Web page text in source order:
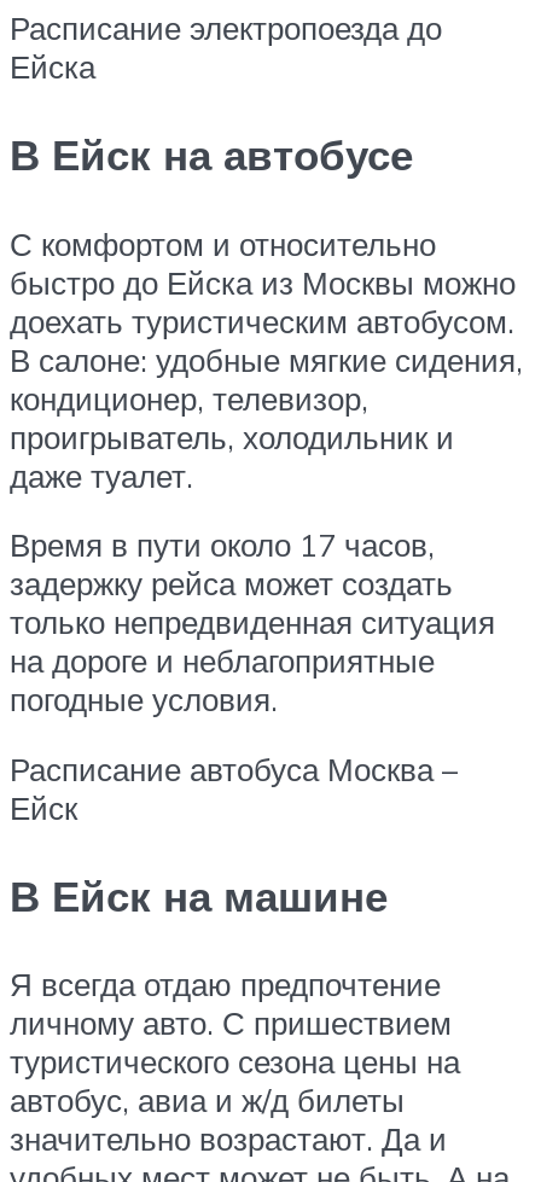
Расписание электропоезда до
Ейска
В Ейск на автобусе
С комфортом и относительно
быстро до Ейска из Москвы можно
доехать туристическим автобусом.
В салоне: удобные мягкие сидения,
кондиционер, телевизор,
проигрыватель, холодильник и
даже туалет.
Время в пути около 17 часов,
задержку рейса может создать
только непредвиденная ситуация
на дороге и неблагоприятные
погодные условия.
Расписание автобуса Москва –
Ейск
В Ейск на машине
Я всегда отдаю предпочтение
личному авто. С пришествием
туристического сезона цены на
автобус, авиа и ж/д билеты
значительно возрастают. Да и